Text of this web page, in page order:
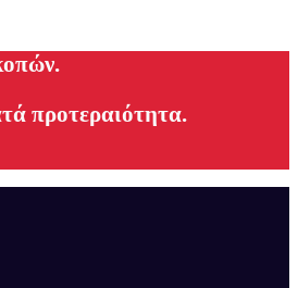
προτεραιότητα.